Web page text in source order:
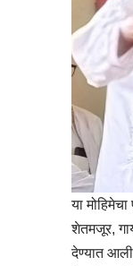
या
शेतमजूर,
देण्यात